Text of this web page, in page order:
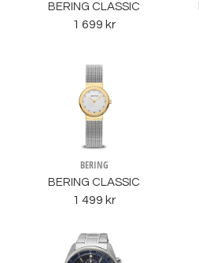
BERING CLASSIC
1 699 kr
BERING
BERING CLASSIC
1 499 kr